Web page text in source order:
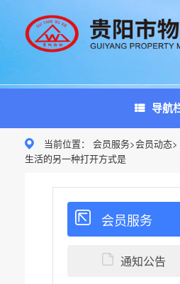
content
导航
当前位置： 会员服务>会员动态
生活的另一种打开方式是
会员服务
通知公告